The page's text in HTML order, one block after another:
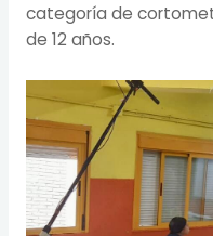
categoría de
de 12 años.